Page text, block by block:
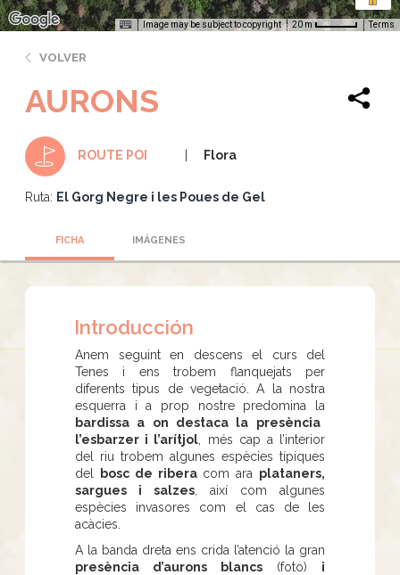
Image may be subject to copyright 20 m Terms
VOLVER
AURONS
ROUTE POI Flora
Ruta: El Gorg Negre i les Poues de Gel
FICHA IMÁGENES
Introducción
Anem seguint en descens el curs del
Tenes i ens trobem flanquejats per
diferents tipus de vegetació. A la nostra
esquerra i a prop nostre predomina la
bardissa a on destaca la presència
l’esbarzer i l’arítjol , més cap a l’interior
del riu trobem algunes espècies típiques
del
bosc de riberacom ara plataners,
sargues i salzes , així com algunes
espècies invasores com el cas de les
acàcies.
A la banda dreta ens crida l’atenció la gran
presència d’aurons blancs (foto) i